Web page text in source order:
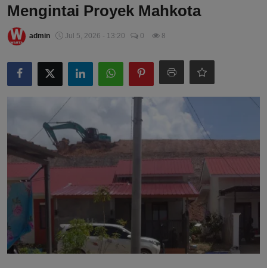
Mengintai Proyek Mahkota
admin Jul 5, 2026 - 13:20 0 8